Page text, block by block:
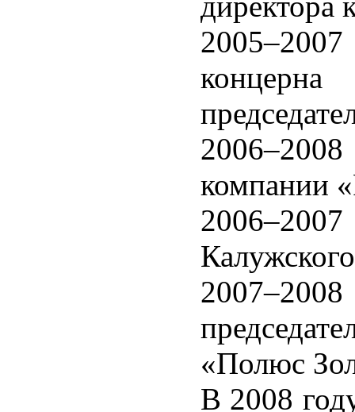
компании
«Полюс
В 2008